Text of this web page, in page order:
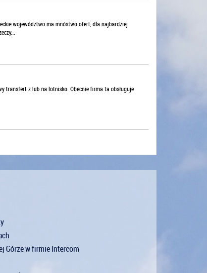
województwo ma mnóstwo ofert, dla najbardziej
transfert z lub na lotnisko. Obecnie firma ta obsługuje
Górze w firmie Intercom